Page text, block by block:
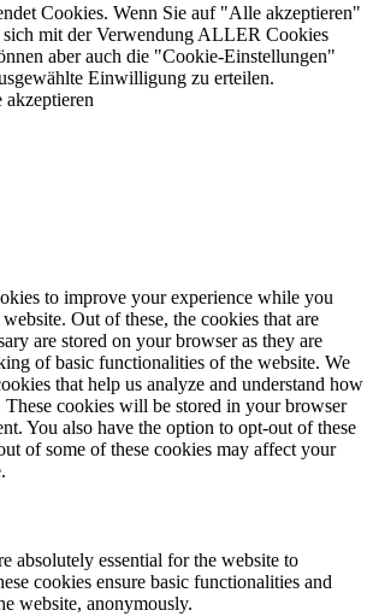
Cookies. Wenn Sie auf "Alle akzeptieren"
mit der Verwendung ALLER Cookies
aber auch die "Cookie-Einstellungen"
Einwilligung zu erteilen.
akzeptieren
to improve your experience while you
Out of these, the cookies that are
are stored on your browser as they are
of basic functionalities of the website. We
that help us analyze and understand how
These cookies will be stored in your browser
You also have the option to opt-out of these
of some of these cookies may affect your
absolutely essential for the website to
cookies ensure basic functionalities and
website, anonymously.